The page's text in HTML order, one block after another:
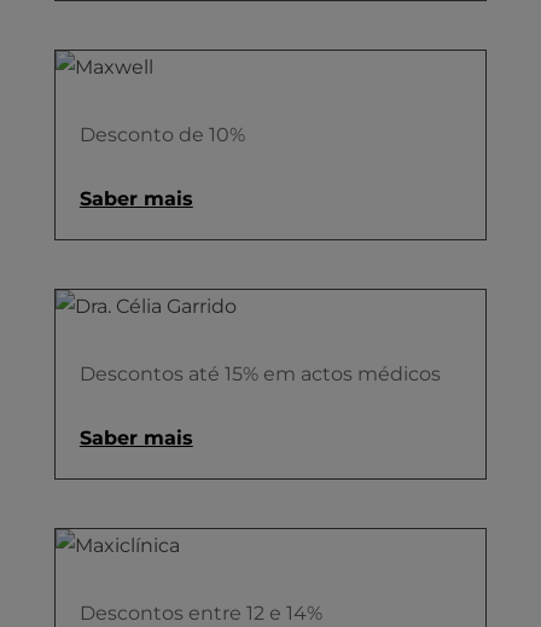
Desconto de 10%
Saber mais
Descontos até 15% em actos médicos
Saber mais
Descontos entre 12 e 14%